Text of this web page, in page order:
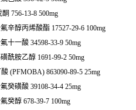
756-13-8 500mg
辛醇丙烯酸酯 17527-29-6 100mg
十一酸 34598-33-9 50mg
酰胺乙醇 1691-99-2 50mg
(PFMOBA) 863090-89-5 25mg
癸磺酸 39108-34-4 25mg
癸醇 678-39-7 100mg